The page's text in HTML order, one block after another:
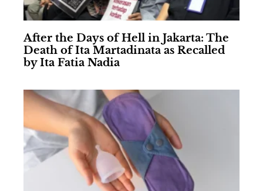
After the Days of Hell in Jakarta: The
Death of Ita Martadinata as Recalled
by Ita Fatia Nadia